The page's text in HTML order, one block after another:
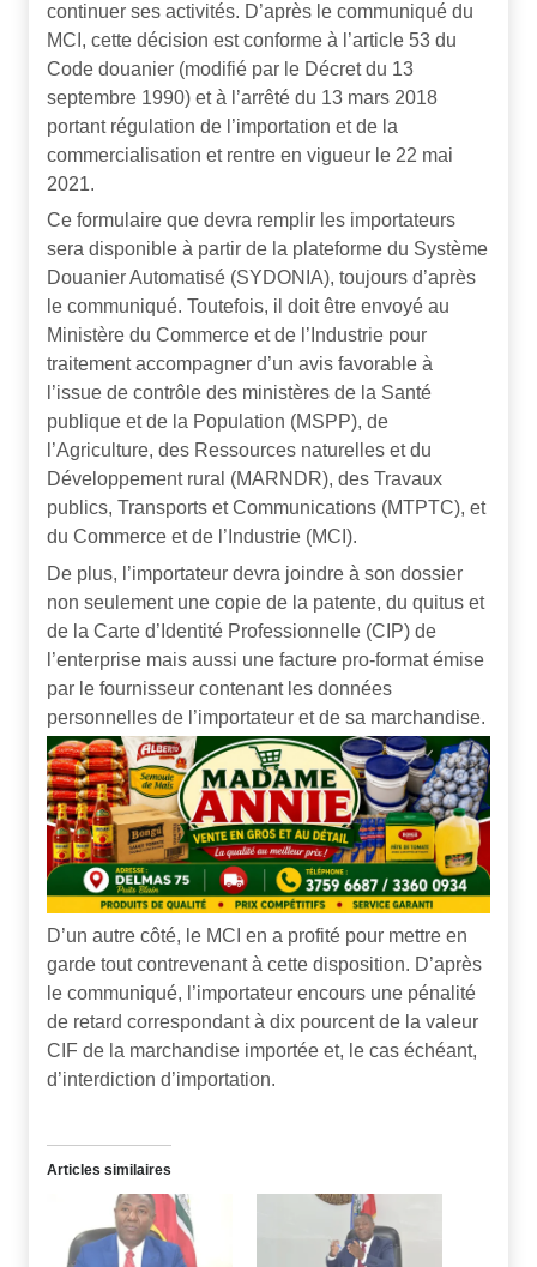
continuer ses activités. D’après le communiqué du
MCI, cette décision est conforme à l’article 53 du
Code douanier (modifié par le Décret du 13
septembre 1990) et à l’arrêté du 13 mars 2018
portant régulation de l’importation et de la
commercialisation et rentre en vigueur le 22 mai
2021.
Ce formulaire que devra remplir les importateurs
sera disponible à partir de la plateforme du Système
Douanier Automatisé (SYDONIA), toujours d’après
le communiqué. Toutefois, il doit être envoyé au
Ministère du Commerce et de l’Industrie pour
traitement accompagner d’un avis favorable à
l’issue de contrôle des ministères de la Santé
publique et de la Population (MSPP), de
l’Agriculture, des Ressources naturelles et du
Développement rural (MARNDR), des Travaux
publics, Transports et Communications (MTPTC), et
du Commerce et de l’Industrie (MCI).
De plus, l’importateur devra joindre à son dossier
non seulement une copie de la patente, du quitus et
de la Carte d’Identité Professionnelle (CIP) de
l’enterprise mais aussi une facture pro-format émise
par le fournisseur contenant les données
personnelles de l’importateur et de sa marchandise.
D’un autre côté, le MCI en a profité pour mettre en
garde tout contrevenant à cette disposition. D’après
le communiqué, l’importateur encours une pénalité
de retard correspondant à dix pourcent de la valeur
CIF de la marchandise importée et, le cas échéant,
d’interdiction d’importation.
Articles similaires